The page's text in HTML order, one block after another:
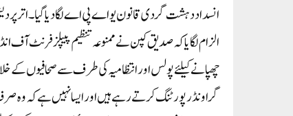
الزام لگایا کہ صدیق کپن نے ممنوعہ تنظیم پیپلز فرنٹ
چھپانے کیلئے پولس اور انتظامیہ کی طرف سے صحافیوں
گراونڈ رپورٹنگ کرتے رہے ہیں اور ایسا نہیں ہے کہ وہ